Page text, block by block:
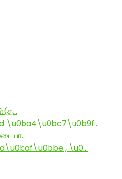
\u0ba4\u0bc7\u0b9f…
, \u0…